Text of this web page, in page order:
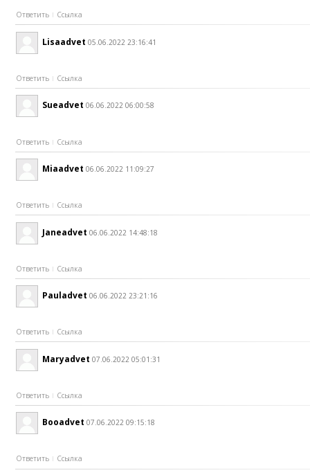
Ответить Ссылка
Lisaadvet 05.06.2022 23:16:41
Ответить Ссылка
Sueadvet 06.06.2022 06:00:58
Ответить Ссылка
Miaadvet 06.06.2022 11:09:27
Ответить Ссылка
Janeadvet 06.06.2022 14:48:18
Ответить Ссылка
Pauladvet 06.06.2022 23:21:16
Ответить Ссылка
Maryadvet 07.06.2022 05:01:31
Ответить Ссылка
Booadvet 07.06.2022 09:15:18
Ответить Ссылка